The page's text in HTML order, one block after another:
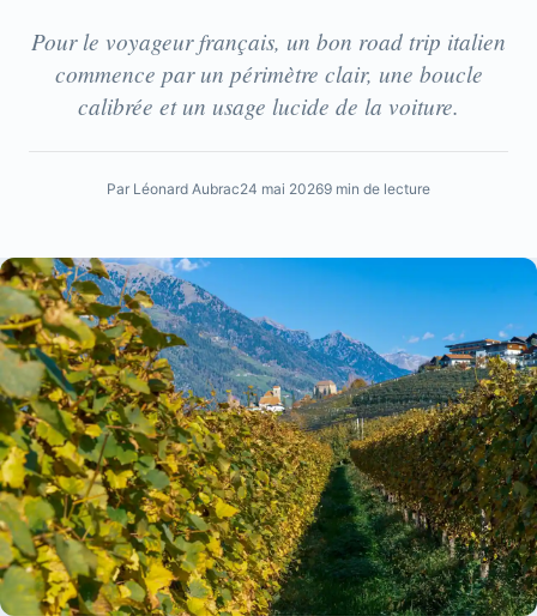
Pour le voyageur français, un bon road trip italien
commence par un périmètre clair, une boucle
calibrée et un usage lucide de la voiture.
Par Léonard Aubrac24 mai 20269 min de lecture